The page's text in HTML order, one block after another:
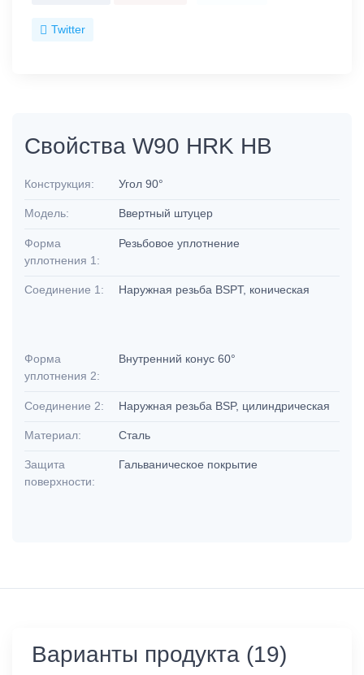
Twitter
Свойства W90 HRK HB
Конструкция: Угол 90°
Модель: Ввертный штуцер
Форма
уплотнения 1:
Резьбовое уплотнение
Соединение 1: Наружная резьба BSPT, коническая
Форма
уплотнения 2:
Внутренний конус 60°
Соединение 2: Наружная резьба BSP, цилиндрическая
Материал: Сталь
Защита
поверхности:
Гальваническое покрытие
Варианты продукта (19)